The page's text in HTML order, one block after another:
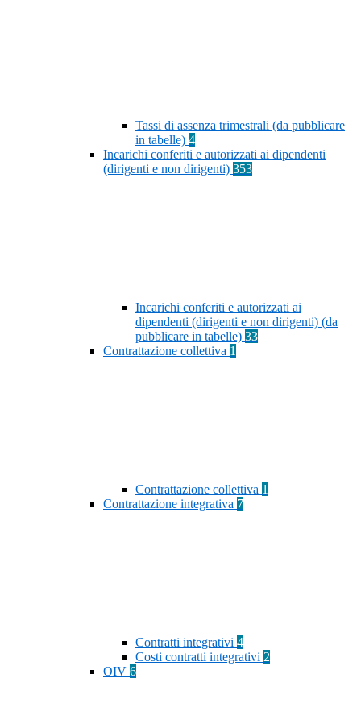
Tassi di assenza trimestrali (da pubblicare
in tabelle) 4
Incarichi conferiti e autorizzati ai dipendenti
(dirigenti e non dirigenti) 353
Incarichi conferiti e autorizzati ai
dipendenti (dirigenti e non dirigenti) (da
pubblicare in tabelle) 33
Contrattazione collettiva 1
Contrattazione collettiva 1
Contrattazione integrativa 7
Contratti integrativi 4
Costi contratti integrativi 2
OIV 6